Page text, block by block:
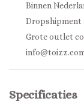
Binnen
Dropshipment
Grote outlet
Specificaties